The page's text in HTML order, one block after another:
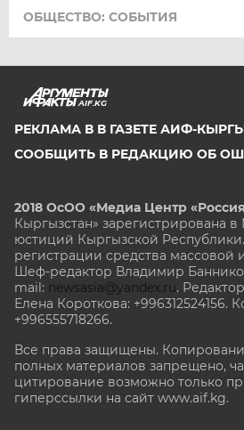
ОБЩЕСТВО: СОБЫТИЯ
AIF.KG
РЕКЛАМА В В ГАЗЕТЕ АИФ-
СООБЩИТЬ В РЕДАКЦИЮ ОБ
2018 ОсОО «Медиа Центр
Кыргызстан» зарегистрирована
юстиций Кыргызской
регистрации средства
Шеф-редактор Владимир
mail: newsasia@yandex.ru.
Елена Короткова: +996312524156.
+996555718266.
Все права защищены.
полных материалов запрещено,
цитирование возможно только
гиперссылки на сайт www.aif.kg.